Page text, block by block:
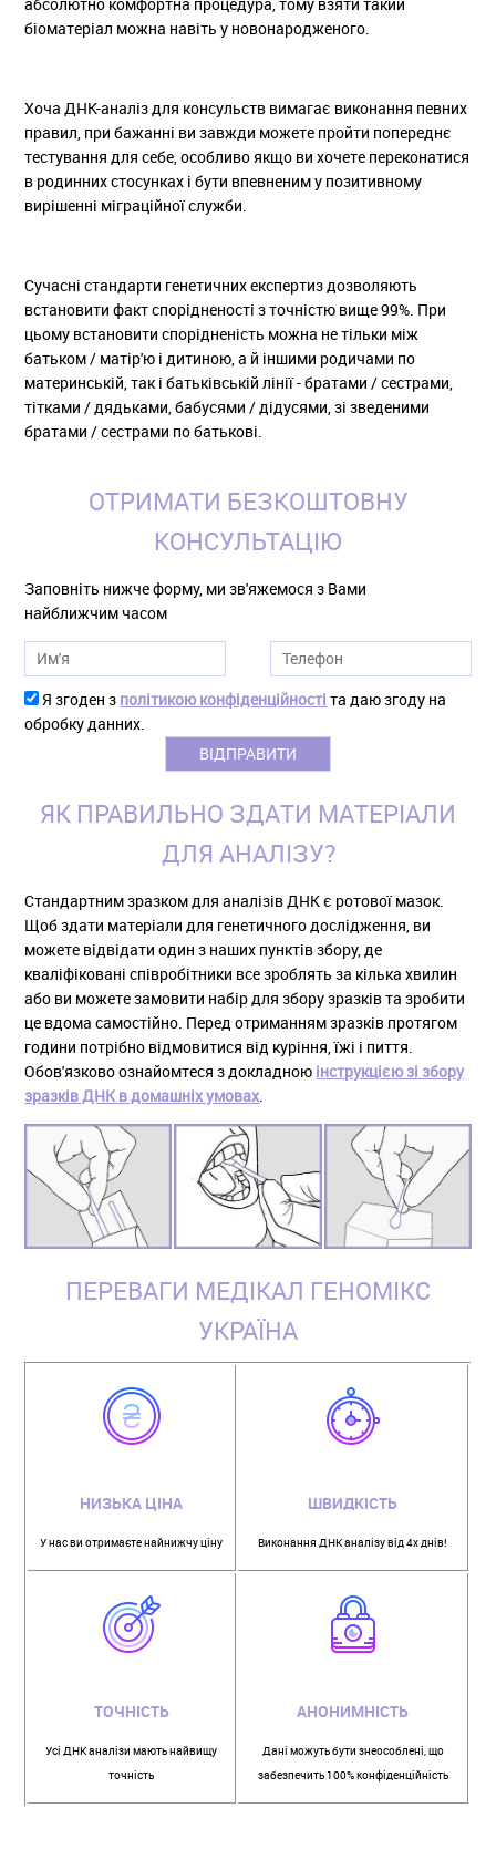
біоматеріал можна навіть у новонародженого.
Хоча ДНК-аналіз для консульств вимагає виконання певних
правил, при бажанні ви завжди можете пройти попереднє
тестування для себе, особливо якщо ви хочете переконатися
в родинних стосунках і бути впевненим у позитивному
вирішенні міграційної служби.
Сучасні стандарти генетичних експертиз дозволяють
встановити факт спорідненості з точністю вище 99%. При
цьому встановити спорідненість можна не тільки між
батьком / матір'ю і дитиною, а й іншими родичами по
материнській, так і батьківській лінії - братами / сестрами,
тітками / дядьками, бабусями / дідусями, зі зведеними
братами / сестрами по батькові.
ОТРИМАТИ БЕЗКОШТОВНУ
КОНСУЛЬТАЦІЮ
Заповніть нижче форму, ми зв'яжемося з Вами
найближчим часом
Я згоден з політикою конфіденційності та даю згоду на
обробку данних.
ЯК ПРАВИЛЬНО ЗДАТИ МАТЕРІАЛИ
ДЛЯ АНАЛІЗУ?
Стандартним зразком для аналізів ДНК є ротової мазок.
Щоб здати матеріали для генетичного дослідження, ви
можете відвідати один з наших пунктів збору, де
кваліфіковані співробітники все зроблять за кілька хвилин
або ви можете замовити набір для збору зразків та зробити
це вдома самостійно. Перед отриманням зразків протягом
години потрібно відмовитися від куріння, їжі і пиття.
Обов'язково ознайомтеся з докладною інструкцією зі збору
зразків ДНК в домашніх умовах.
ПЕРЕВАГИ МЕДІКАЛ ГЕНОМІКС
УКРАЇНА
НИЗЬКА ЦІНА
У нас ви отримаєте найнижчу ціну
ШВИДКІСТЬ
Виконання ДНК аналізу від 4х днів!
ТОЧНІСТЬ
Усі ДНК аналізи мають найвищу
точність
АНОНИМНІСТЬ
Дані можуть бути знеособлені, що
забезпечить 100% конфіденційність